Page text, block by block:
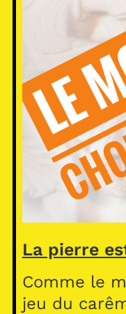
La pierre
Comme le
jeu du